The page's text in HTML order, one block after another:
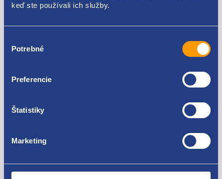
keď ste používali ich služby.
súhlasu
Potrebné
Preferencie
Štatistiky
Marketing
Použiteľné pre vozidlá
Renault Laguna 1994 - 1998 1.6 16V - K4M
Renault Laguna 1994 - 1998 1.9 dTi - F9Q
Renault Laguna 1998 - 2001 1.8 - F3P
Renault Laguna 1998 - 2001 1.8 16V - F4P